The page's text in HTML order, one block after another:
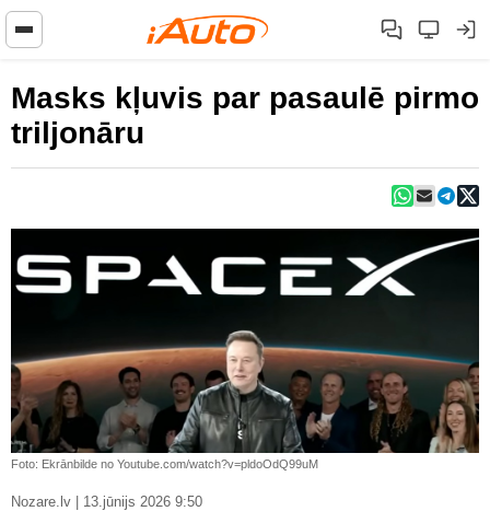
Masks kļuvis par pasaulē pirmo
triljonāru
Foto: Ekrānbilde no Youtube.com/watch?v=pldoOdQ99uM
Nozare.lv | 13.jūnijs 2026 9:50